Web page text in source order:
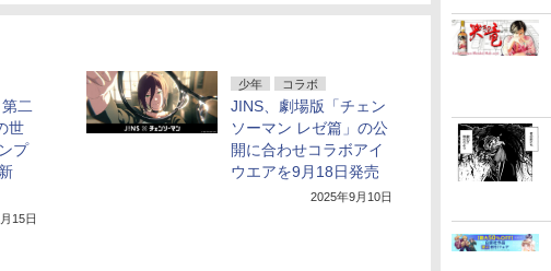
第二
世
プ
15日
少年 コラボ
JINS、劇場版「チェン
ソーマン レゼ篇」の公
開に合わせコラボアイ
ウエアを9月18日発売
2025年9月10日